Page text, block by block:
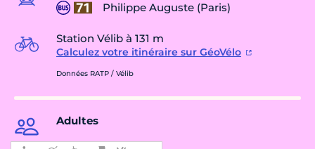
Philippe Auguste (Paris)
Station Vélib à 131 m
Calculez votre itinéraire sur GéoVélo
Données RATP / Vélib
Adultes